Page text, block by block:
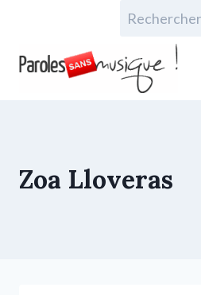
Zoa Lloveras